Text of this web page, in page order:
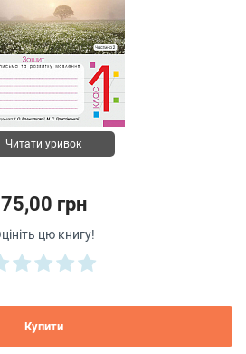
Читати уривок
75,00 грн
цю книгу!
Купити